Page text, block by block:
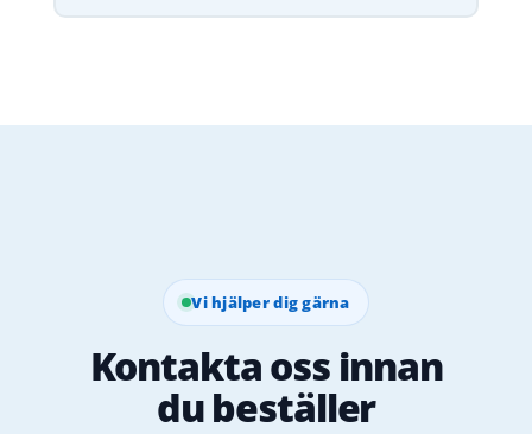
Vi hjälper dig gärna
Kontakta oss innan
du beställer